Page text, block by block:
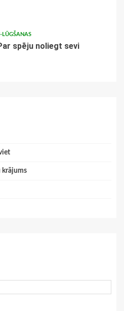
LŪGŠANAS
spēju noliegt sevi
krājums